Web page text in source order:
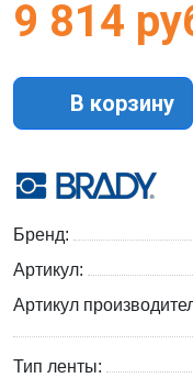
9 814
В корзину
Бренд:
Артикул:
Артикул
Тип ленты: